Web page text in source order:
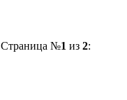
Страница №1 из 2: